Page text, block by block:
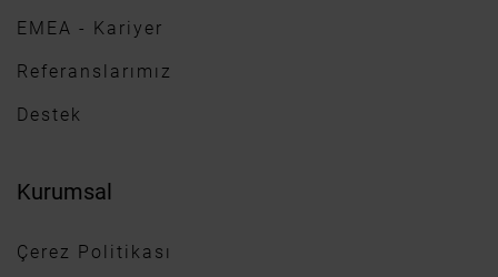
EMEA - Kariyer
Referanslarımız
Destek
Kurumsal
Çerez Politikası